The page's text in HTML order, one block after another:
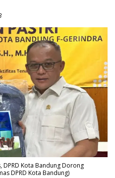
DPRD Kota Bandung Dorong
DPRD Kota Bandung)